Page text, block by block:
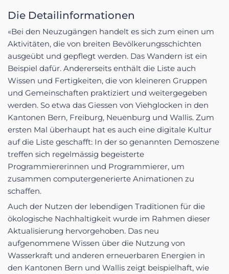
Die Detailinformationen
«Bei den Neuzugängen handelt es sich zum einen um
Aktivitäten, die von breiten Bevölkerungsschichten
ausgeübt und gepflegt werden. Das Wandern ist ein
Beispiel dafür. Andererseits enthält die Liste auch
Wissen und Fertigkeiten, die von kleineren Gruppen
und Gemeinschaften praktiziert und weitergegeben
werden. So etwa das Giessen von Viehglocken in den
Kantonen Bern, Freiburg, Neuenburg und Wallis. Zum
ersten Mal überhaupt hat es auch eine digitale Kultur
auf die Liste geschafft: In der so genannten Demoszene
treffen sich regelmässig begeisterte
Programmiererinnen und Programmierer, um
zusammen computergenerierte Animationen zu
schaffen.
Auch der Nutzen der lebendigen Traditionen für die
ökologische Nachhaltigkeit wurde im Rahmen dieser
Aktualisierung hervorgehoben. Das neu
aufgenommene Wissen über die Nutzung von
Wasserkraft und anderen erneuerbaren Energien in
den Kantonen Bern und Wallis zeigt beispielhaft, wie